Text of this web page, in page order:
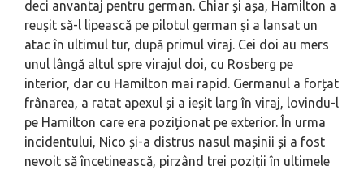
deci anvantaj pentru german. Chiar și așa, Hamilton a
reușit să-l lipească pe pilotul german și a lansat un
atac în ultimul tur, după primul viraj. Cei doi au mers
unul lângă altul spre virajul doi, cu Rosberg pe
interior, dar cu Hamilton mai rapid. Germanul a forțat
frânarea, a ratat apexul și a ieșit larg în viraj, lovindu-l
pe Hamilton care era poziționat pe exterior. În urma
incidentului, Nico și-a distrus nasul mașinii și a fost
nevoit să încetinească, pirzând trei poziții în ultimele